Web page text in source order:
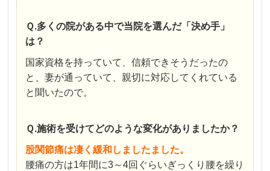
Ｑ.多くの院がある中で当院を選んだ「決め手」
は？
国家資格を持っていて、信頼できそうだったの
と、妻が通っていて、親切に対応してくれている
と聞いたので。
Ｑ.施術を受けてどのような変化がありましたか？
股関節痛は凄く緩和しましたました。
腰痛の方は1年間に3～4回ぐらいぎっくり腰を繰り